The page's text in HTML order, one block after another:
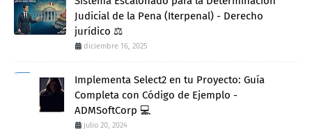
Judicial de la Pena (Iterpenal) - Derecho
jurídico ⚖️
diciembre 16, 2025
Implementa Select2 en tu Proyecto: Guía
Completa con Código de Ejemplo -
ADMSoftCorp 💻
julio 20, 2024